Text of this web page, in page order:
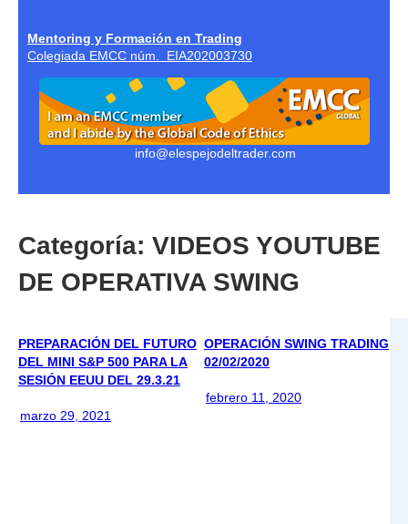
Mentoring y Formación en Trading
Colegiada EMCC núm. EIA202003730
info@elespejodeltrader.com
Categoría: VIDEOS YOUTUBE
DE OPERATIVA SWING
PREPARACIÓN DEL FUTURO
DEL MINI S&P 500 PARA LA
SESIÓN EEUU DEL 29.3.21
marzo 29, 2021
OPERACIÓN SWING TRADING
02/02/2020
febrero 11, 2020